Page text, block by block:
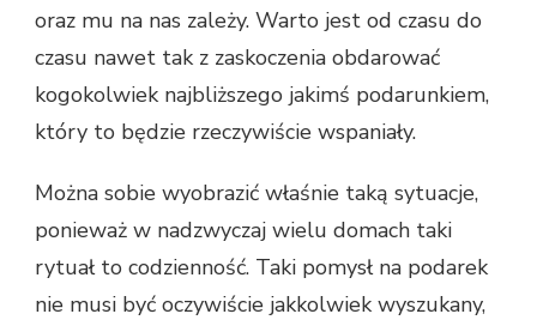
oraz mu na nas zależy. Warto jest od czasu do
czasu nawet tak z zaskoczenia obdarować
kogokolwiek najbliższego jakimś podarunkiem,
który to będzie rzeczywiście wspaniały.
Można sobie wyobrazić właśnie taką sytuacje,
ponieważ w nadzwyczaj wielu domach taki
rytuał to codzienność. Taki pomysł na podarek
nie musi być oczywiście jakkolwiek wyszukany,